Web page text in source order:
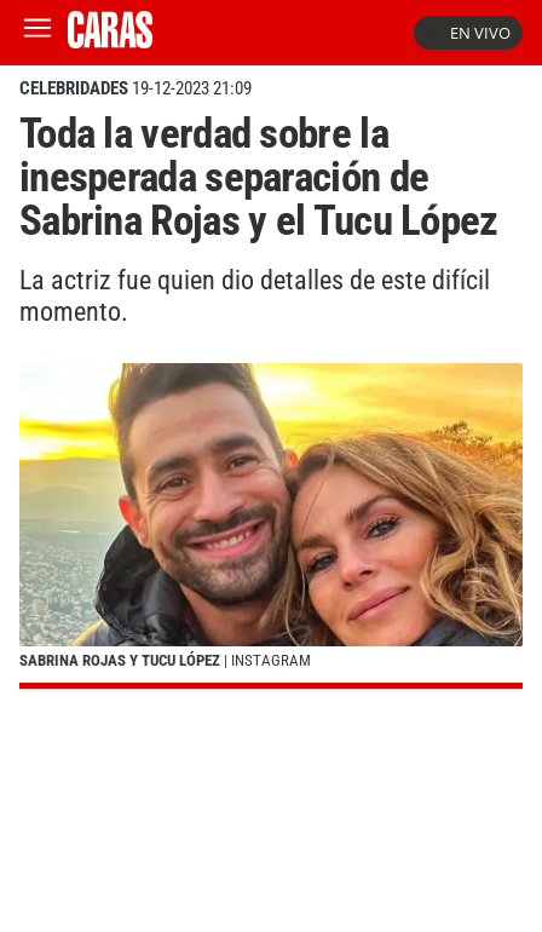
EN VIVO
CELEBRIDADES 19-12-2023 21:09
Toda la verdad sobre la
inesperada separación de
Sabrina Rojas y el Tucu López
La actriz fue quien dio detalles de este difícil
momento.
SABRINA ROJAS Y TUCU LÓPEZ | INSTAGRAM